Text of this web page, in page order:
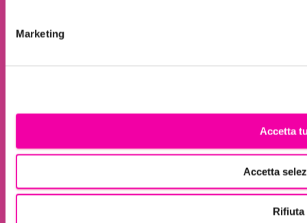
Marketing
Accetta
Accetta
Rifiuta